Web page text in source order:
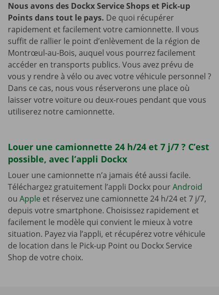
Nous avons des Dockx Service Shops et Pick-up
Points dans tout le pays. De quoi récupérer
rapidement et facilement votre camionnette. Il vous
suffit de rallier le point d’enlèvement de la région de
Montrœul-au-Bois, auquel vous pourrez facilement
accéder en transports publics. Vous avez prévu de
vous y rendre à vélo ou avec votre véhicule personnel ?
Dans ce cas, nous vous réserverons une place où
laisser votre voiture ou deux-roues pendant que vous
utiliserez notre camionnette.
Louer une camionnette 24 h/24 et 7 j/7 ? C’est
possible, avec l’appli Dockx
Louer une camionnette n’a jamais été aussi facile.
Téléchargez gratuitement l’appli Dockx pourAndroid
ou Apple et réservez une camionnette 24 h/24 et 7 j/7,
depuis votre smartphone. Choisissez rapidement et
facilement le modèle qui convient le mieux à votre
situation. Payez via l’appli, et récupérez votre véhicule
de location dans le Pick-up Point ou Dockx Service
Shop de votre choix.